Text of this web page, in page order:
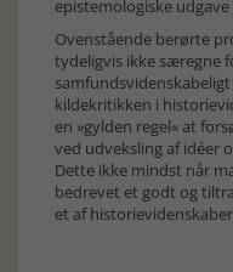
epistemologiske udgave
Ovenstående berørte
tydeligvis ikke særegne
kildekritikken i
en »gylden regel« at
ved udveksling af idéer
Dette ikke mindst når
bedrevet et godt og
et af